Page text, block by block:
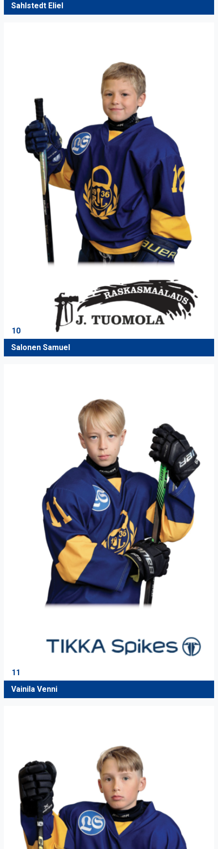
Sahlstedt Eliel
10
Salonen Samuel
11
Vainila Venni